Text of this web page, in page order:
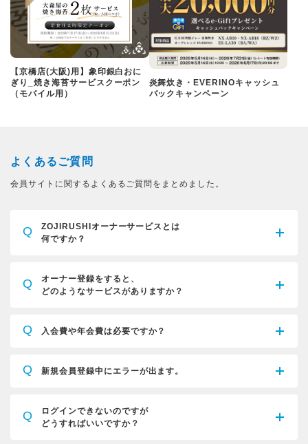
【京橋店(大阪)用】象印銀白おに
ぎり_焼き海苔サービスクーポン
（モバイル用）
炎舞炊き・EVERINOキャッシュ
バックキャンペーン
よくあるご質問
会員サイトに関するよくあるご質問をまとめました。
Q
ZOJIRUSHIオーナーサービスとは
何ですか？
Q
オーナー登録をすると、
どのようなサービスがありますか？
Q 入会費や年会費は必要ですか？
Q 新規会員登録中にエラーが出ます。
Q
ログインできないのですが
どうすればいいですか？